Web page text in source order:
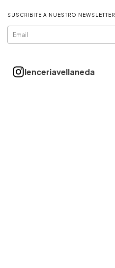
SUSCRIBITE A NUESTRO NEWSLETTER